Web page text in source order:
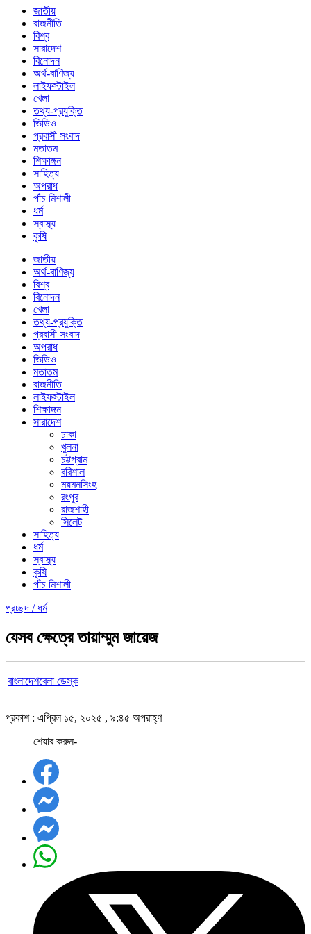
জাতীয়
রাজনীতি
বিশ্ব
সারাদেশ
বিনোদন
অর্থ-বাণিজ্য
লাইফস্টাইল
খেলা
তথ্য-প্রযুক্তি
ভিডিও
প্রবাসী সংবাদ
মতাতম
শিক্ষাঙ্গন
সাহিত্য
অপরাধ
পাঁচ মিশালী
ধর্ম
স্বাস্থ্য
কৃষি
জাতীয়
অর্থ-বাণিজ্য
বিশ্ব
বিনোদন
খেলা
তথ্য-প্রযুক্তি
প্রবাসী সংবাদ
অপরাধ
ভিডিও
মতাতম
রাজনীতি
লাইফস্টাইল
শিক্ষাঙ্গন
সারাদেশ
ঢাকা
খুলনা
চট্টগ্রাম
বরিশাল
ময়মনসিংহ
রংপুর
রাজশাহী
সিলেট
সাহিত্য
ধর্ম
স্বাস্থ্য
কৃষি
পাঁচ মিশালী
প্রচ্ছদ / ধর্ম
যেসব ক্ষেত্রে তায়াম্মুম জায়েজ
বাংলাদেশবেলা ডেস্ক
প্রকাশ : এপ্রিল ১৫, ২০২৫ , ৯:৪৫ অপরাহ্ণ
শেয়ার করুন-